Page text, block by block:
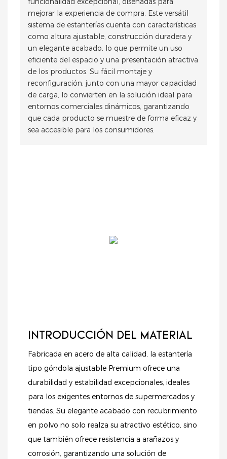
mejorar la experiencia de compra. Este versátil
sistema de estanterías cuenta con características
como altura ajustable, construcción duradera y
un elegante acabado, lo que permite un uso
eficiente del espacio y una presentación atractiva
de los productos. Su fácil montaje y
reconfiguración, junto con una mayor capacidad
de carga, lo convierten en la solución ideal para
entornos comerciales dinámicos, garantizando
que cada producto se muestre de forma eficaz y
sea accesible para los consumidores.
INTRODUCCIÓN DEL MATERIAL
Fabricada en acero de alta calidad, la estantería
tipo góndola ajustable Premium ofrece una
durabilidad y estabilidad excepcionales, ideales
para los exigentes entornos de supermercados y
tiendas. Su elegante acabado con recubrimiento
en polvo no solo realza su atractivo estético, sino
que también ofrece resistencia a arañazos y
corrosión, garantizando una solución de